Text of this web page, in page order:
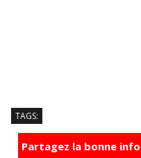
TAGS:
Partagez la bonne